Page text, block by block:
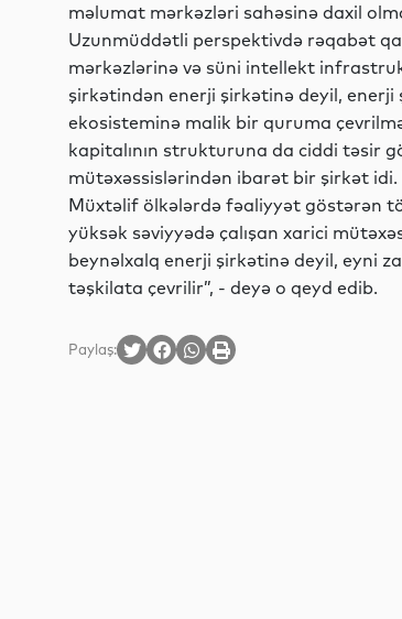
məlumat mərkəzləri sahəsinə daxil
Uzunmüddətli perspektivdə rəqabət
mərkəzlərinə və süni intellekt
şirkətindən enerji şirkətinə deyil,
ekosisteminə malik bir quruma
kapitalının strukturuna da ciddi təsir
mütəxəssislərindən ibarət bir şirkət idi.
Müxtəlif ölkələrdə fəaliyyət göstərən
yüksək səviyyədə çalışan xarici
beynəlxalq enerji şirkətinə deyil, eyni
təşkilata çevrilir”, - deyə o qeyd edib.
Paylaş: